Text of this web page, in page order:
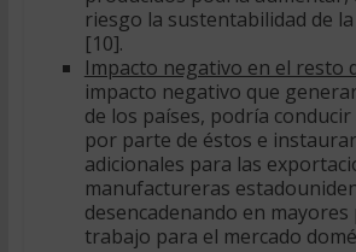
riesgo la sustentabilidad de
[10].
Impacto negativo en el resto
impacto negativo que
de los países, podría
por parte de éstos e
adicionales para las
manufactureras
desencadenando en mayores
trabajo para el mercado